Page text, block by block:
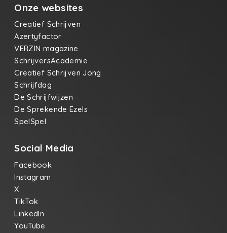
Onze websites
Creatief Schrijven
Azertyfactor
VERZIN magazine
SchrijversAcademie
Creatief Schrijven Jong
Schrijfdag
De Schrijfwijzen
De Sprekende Ezels
SpelSpel
Social Media
Facebook
Instagram
X
TikTok
LinkedIn
YouTube